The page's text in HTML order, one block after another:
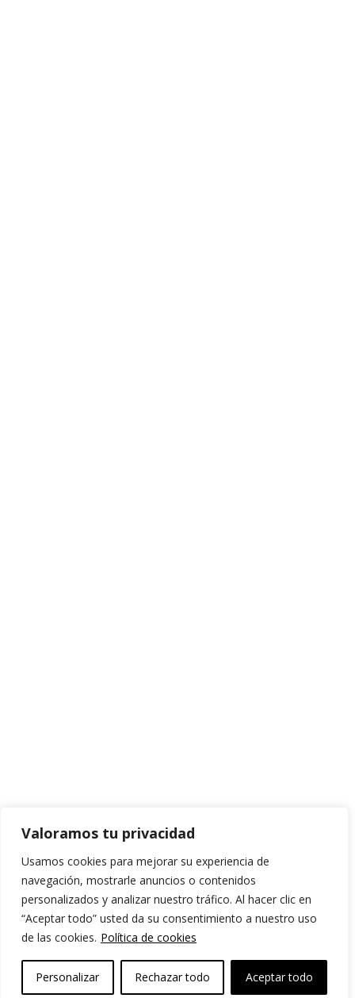
Valoramos tu privacidad
Usamos cookies para mejorar su experiencia de
navegación, mostrarle anuncios o contenidos
personalizados y analizar nuestro tráfico. Al hacer clic en
“Aceptar todo” usted da su consentimiento a nuestro uso
de las cookies. Política de cookies
Personalizar Rechazar todo Aceptar todo